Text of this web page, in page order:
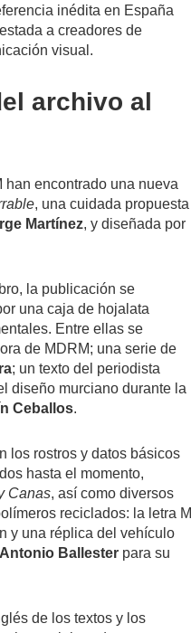
inédita en España
a creadores de
visual.
archivo al
han encontrado una nueva
, una cuidada propuesta
Martínez, y diseñada por
la publicación se
una caja de hojalata
Entre ellas se
de MDRM; una serie de
; un texto del periodista
diseño murciano durante la
Ceballos.
los rostros y datos básicos
hasta el momento,
Canas, así como diversos
reciclados: la letra M
y una réplica del vehículo
Antonio Ballester para su
de los textos y los